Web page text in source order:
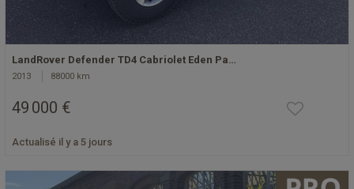
LandRover Defender TD4 Cabriolet Eden Pa…
2013 88000 km
49 000 €
Actualisé il y a 5 jours